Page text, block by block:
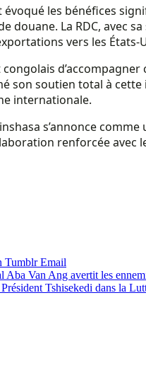
évoqué les bénéfices
douane. La RDC, avec
vers les États-
son soutien total à
internationale.
s’annonce
renforcée avec
Tumblr Email
Aba Van Ang avertit les
Tshisekedi dans la